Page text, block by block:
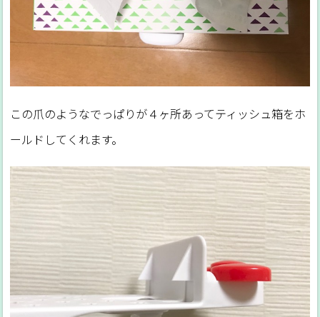
この爪のようなでっぱりが４ヶ所あってティッシュ箱をホ
ールドしてくれます。